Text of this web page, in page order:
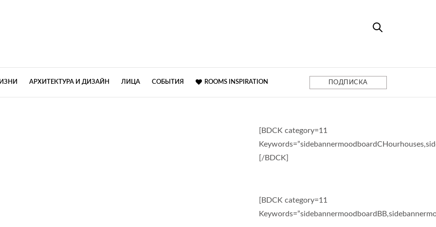
АРХИТЕКТУРА И ДИЗАЙН ЛИЦА СОБЫТИЯ ROOMS INSPIRATION ПОДПИСКА
[BDCK category=11
[/BDCK]
[BDCK category=11